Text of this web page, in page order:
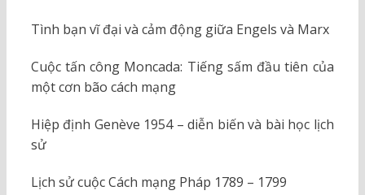
Tình bạn vĩ đại và cảm động giữa Engels và Marx
Cuộc tấn công Moncada: Tiếng sấm đầu tiên của
một cơn bão cách mạng
Hiệp định Genève 1954 – diễn biến và bài học lịch
sử
Lịch sử cuộc Cách mạng Pháp 1789 – 1799